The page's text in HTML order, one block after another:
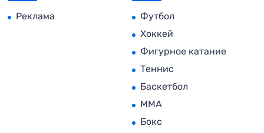
Реклама
Футбол
Хоккей
Фигурное катание
Теннис
Баскетбол
MMA
Бокс